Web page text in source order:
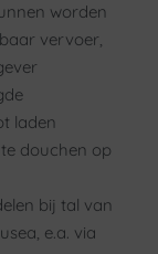
worden
vervoer,
laden
douchen op
bij tal van
e.a. via